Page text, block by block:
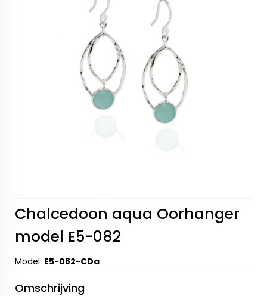
Chalcedoon aqua Oorhanger
model E5-082
Model: E5-082-CDa
Omschrijving